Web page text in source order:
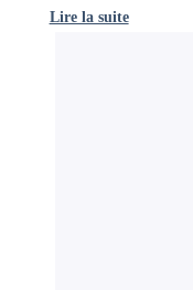
Lire la suite